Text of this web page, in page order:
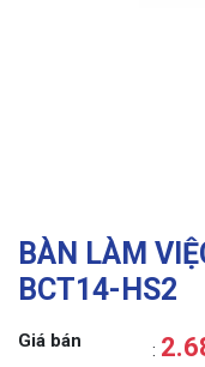
BÀN LÀM
BCT14-HS2
Giá bán :